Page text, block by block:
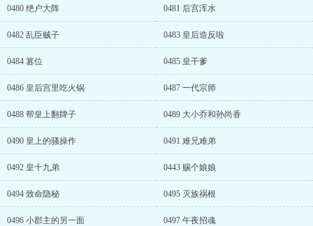
0480 绝户大阵 0481 后宫浑水
0482 乱臣贼子 0483 皇后造反啦
0484 篡位 0485 皇干爹
0486 皇后宫里吃火锅 0487 一代宗师
0488 帮皇上翻牌子 0489 大小乔和孙尚香
0490 皇上的骚操作 0491 难兄难弟
0492 皇十九弟 0443 赐个娘娘
0494 致命隐秘 0495 灭族祸根
0496 小郡主的另一面 0497 午夜招魂